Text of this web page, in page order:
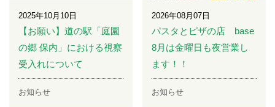
2025年10月10日
【お願い】道の駅「庭園
の郷 保内」における視察
受入れについて
お知らせ
2026年08月07日
パスタとピザの店 base
8月は金曜日も夜営業し
ます！！
お知らせ